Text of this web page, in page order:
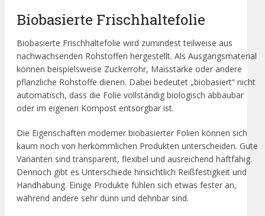
Biobasierte Frischhaltefolie
Biobasierte Frischhaltefolie wird zumindest teilweise aus
nachwachsenden Rohstoffen hergestellt. Als Ausgangsmaterial
können beispielsweise Zuckerrohr, Maisstärke oder andere
pflanzliche Rohstoffe dienen. Dabei bedeutet „biobasiert“ nicht
automatisch, dass die Folie vollständig biologisch abbaubar
oder im eigenen Kompost entsorgbar ist.
Die Eigenschaften moderner biobasierter Folien können sich
kaum noch von herkömmlichen Produkten unterscheiden. Gute
Varianten sind transparent, flexibel und ausreichend haftfähig.
Dennoch gibt es Unterschiede hinsichtlich Reißfestigkeit und
Handhabung. Einige Produkte fühlen sich etwas fester an,
während andere sehr dünn und dehnbar sind.